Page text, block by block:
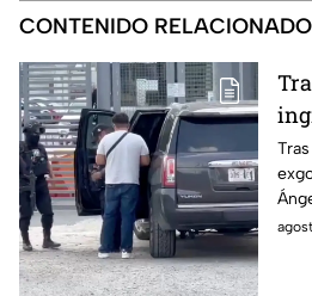
CONTENIDO RELACIONADO